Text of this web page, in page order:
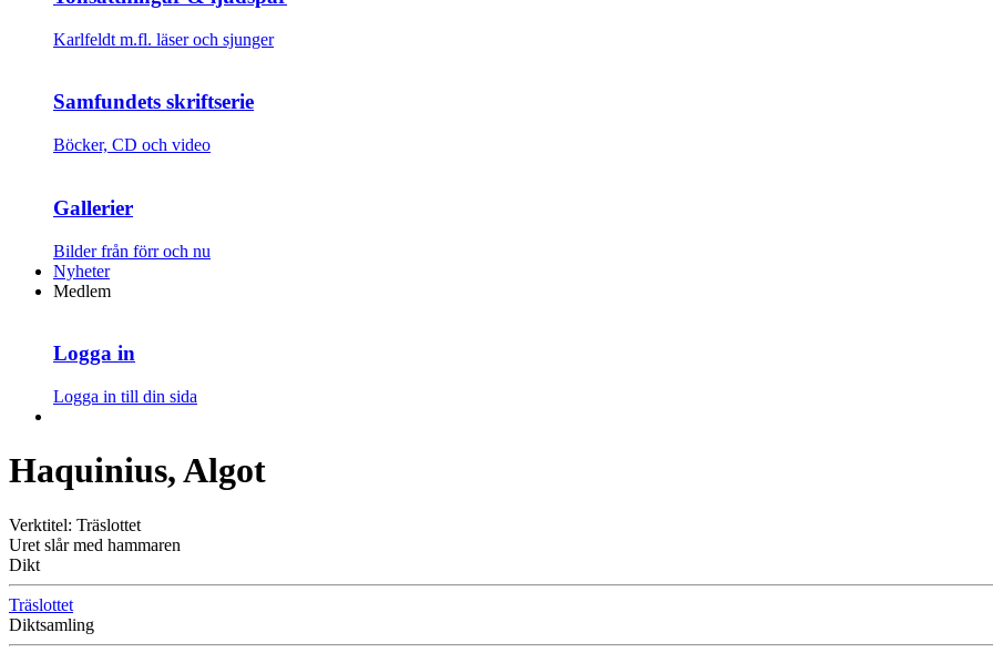
Karlfeldt m.fl. läser och sjunger
Samfundets skriftserie
Böcker, CD och video
Gallerier
Bilder från förr och nu
Nyheter
Medlem
Logga in
Logga in till din sida
Haquinius, Algot
Verktitel: Träslottet
Uret slår med hammaren
Dikt
Träslottet
Diktsamling